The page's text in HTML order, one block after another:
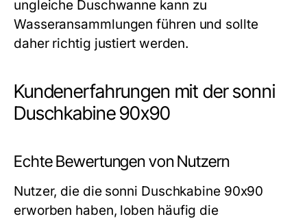
ungleiche Duschwanne kann zu
Wasseransammlungen führen und sollte
daher richtig justiert werden.
Kundenerfahrungen mit der sonni
Duschkabine 90x90
Echte Bewertungen von Nutzern
Nutzer, die die sonni Duschkabine 90x90
erworben haben, loben häufig die